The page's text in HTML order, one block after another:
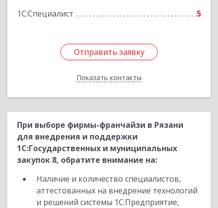
1С:Специалист 5
Отправить заявку
Показать контакты
Отправить заявку
Назад
При выборе фирмы-франчайзи в Рязани
для внедрения и поддержки
1С:Государственных и муниципальных
закупок 8, обратите внимание на:
Наличие и количество специалистов,
аттестованных на внедрение технологий
и решений системы 1С:Предприятие,